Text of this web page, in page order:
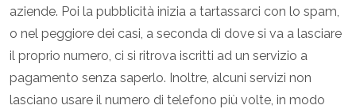
aziende. Poi la pubblicità inizia a tartassarci con lo spam,
o nel peggiore dei casi, a seconda di dove si va a lasciare
il proprio numero, ci si ritrova iscritti ad un servizio a
pagamento senza saperlo. Inoltre, alcuni servizi non
lasciano usare il ​​numero di telefono più volte, in modo